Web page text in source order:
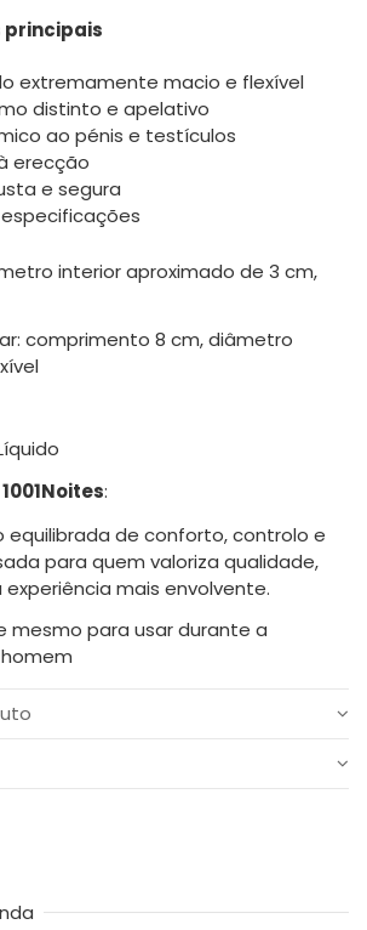
extremamente macio e flexível
distinto e apelativo
ao pénis e testículos
erecção
e segura
interior aproximado de 3 cm,
comprimento 8 cm, diâmetro
:
equilibrada de conforto, controlo e
para quem valoriza qualidade,
mais envolvente.
mesmo para usar durante a